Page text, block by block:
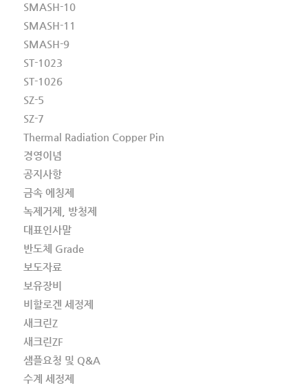
SMASH-10
SMASH-11
SMASH-9
ST-1023
ST-1026
SZ-5
SZ-7
Thermal Radiation Copper Pin
경영이념
공지사항
금속 에칭제
녹제거제, 방청제
대표인사말
반도체 Grade
보도자료
보유장비
비할로겐 세정제
새크린Z
새크린ZF
샘플요청 및 Q&A
수계 세정제